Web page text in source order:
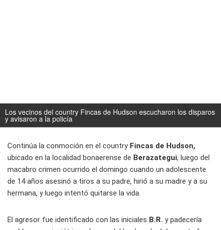
Los vecinos del country Fincas de Hudson escucharon los disparos
y avisaron a la policía
Continúa la conmoción en el countryFincas de Hudson,
ubicado en la localidad bonaerense de Berazategui, luego del
macabro crimen ocurrido el domingo cuando un adolescente
de 14 años asesinó a tiros a su padre, hirió a su madre y a su
hermana, y luego intentó quitarse la vida.
El agresor fue identificado con las iniciales B.R. y padecería